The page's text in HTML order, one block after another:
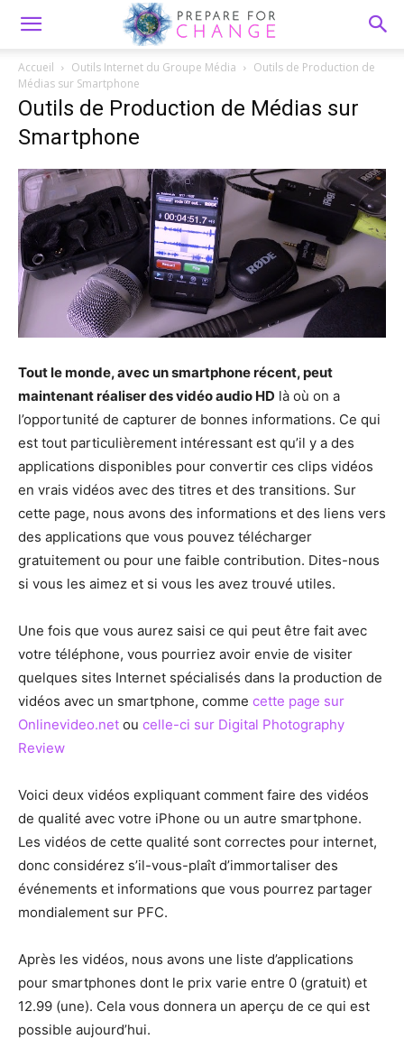
Accueil Outils Internet du Groupe Média
Outils de Production de
Médias sur Smartphone
Outils de Production de Médias sur
Smartphone
Tout le monde, avec un smartphone récent, peut
maintenant réaliser des vidéo audio HD là où on a
l’opportunité de capturer de bonnes informations. Ce qui
est tout particulièrement intéressant est qu’il y a des
applications disponibles pour convertir ces clips vidéos
en vrais vidéos avec des titres et des transitions. Sur
cette page, nous avons des informations et des liens vers
des applications que vous pouvez télécharger
gratuitement ou pour une faible contribution. Dites-nous
si vous les aimez et si vous les avez trouvé utiles.
Une fois que vous aurez saisi ce qui peut être fait avec
votre téléphone, vous pourriez avoir envie de visiter
quelques sites Internet spécialisés dans la production de
vidéos avec un smartphone, comme cette page sur
Onlinevideo.net ou celle-ci sur Digital Photography
Review
Voici deux vidéos expliquant comment faire des vidéos
de qualité avec votre iPhone ou un autre smartphone.
Les vidéos de cette qualité sont correctes pour internet,
donc considérez s’il-vous-plaît d’immortaliser des
événements et informations que vous pourrez partager
mondialement sur PFC.
Après les vidéos, nous avons une liste d’applications
pour smartphones dont le prix varie entre 0 (gratuit) et
12.99 (une). Cela vous donnera un aperçu de ce qui est
possible aujourd’hui.